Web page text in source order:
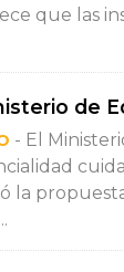
que las
de
- El
la